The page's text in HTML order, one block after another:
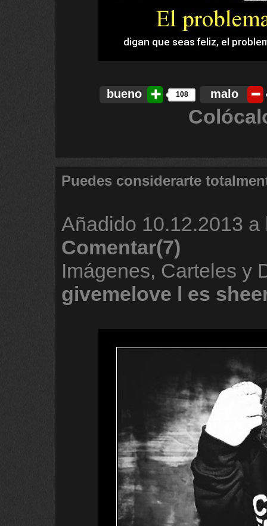
bueno 108 malo
Puedes considerarte
Añadido 10.12.2013 a
Comentar(7)
Imágenes, Carteles y
givemelove l es